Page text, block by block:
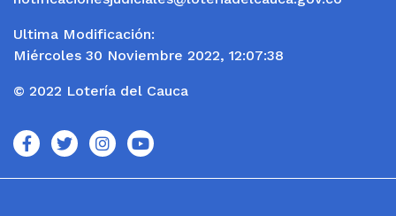
Ultima Modificación:
Miércoles 30 Noviembre 2022, 12:07:38
© 2022 Lotería del Cauca
icono iconoicono icono